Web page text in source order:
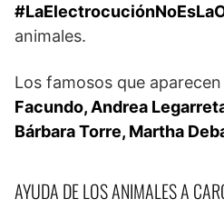
animales.
Los famosos que
Facundo, Andrea
Bárbara Torre, Martha
AYUDA DE LOS ANIMALES A